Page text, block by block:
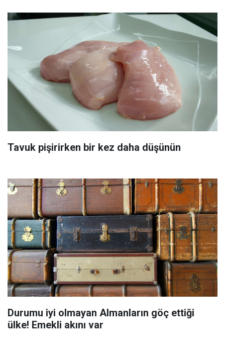
Tavuk pişirirken bir kez daha düşünün
Durumu iyi olmayan Almanların göç ettiği
ülke! Emekli akını var